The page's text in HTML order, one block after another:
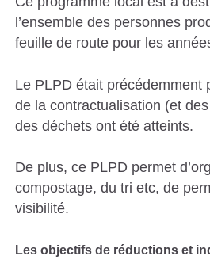
A
T
L
A
N
S
l’ensemble des personnes
feuille de route pour les
Le PLPD était précédemment
de la contractualisation (et
des déchets ont été atteints.
De plus, ce PLPD permet
compostage, du tri etc, de
visibilité.
Les objectifs de réductions et